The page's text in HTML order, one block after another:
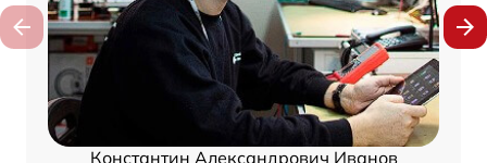
Константин Александрович Иванов